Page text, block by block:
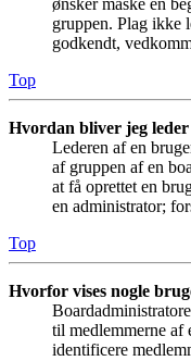
ønsker måske en
gruppen. Plag ikke
godkendt,
Top
Hvordan bliver jeg
Lederen af en
af gruppen af en
at få oprettet en
en administrator;
Top
Hvorfor vises nogle
til medlemmerne af
identificere